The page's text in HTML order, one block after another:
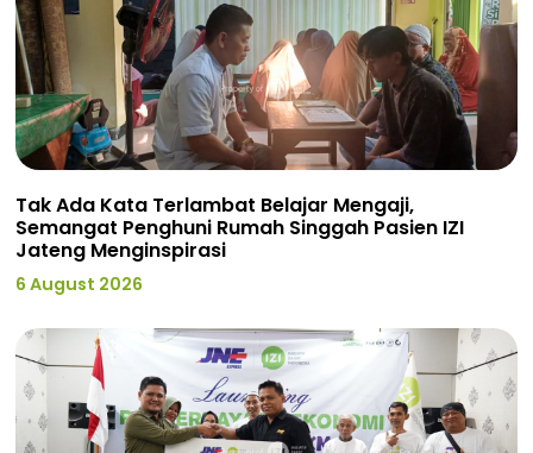
Tak Ada Kata Terlambat Belajar Mengaji,
Semangat Penghuni Rumah Singgah Pasien IZI
Jateng Menginspirasi
6 August 2026